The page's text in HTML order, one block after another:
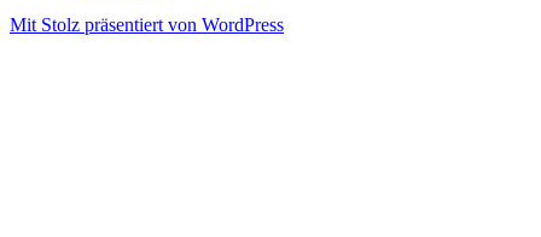
Mit Stolz präsentiert von WordPress